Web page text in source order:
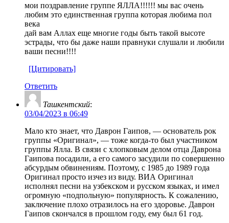
мои поздравление группе ЯЛЛА!!!!!! мы вас очень
любим это единственная группа которая любима пол
века
дай вам Аллах еще многие годы быть такой высоте
эстрады, что бы даже наши правнуки слушали и любили
ваши песни!!!!
[Цитировать]
Ответить
Ташкентский:
03/04/2023 в 06:49
Мало кто знает, что Даврон Гаипов, — основатель рок
группы «Оригинал», — тоже когда-то был участником
группы Ялла. В связи с хлопковым делом отца Даврона
Гаипова посадили, а его самого засудили по совершенно
абсурдым обвинениям. Поэтому, с 1985 до 1989 года
Оригинал просто изчез из виду. ВИА Оригинал
исполнял песни на узбекском и русском языках, и имел
огромную «подпольную» популярность. К сожалению,
заключение плохо отразилось на его здоровье. Даврон
Гаипов скончался в прошлом году, ему был 61 год.